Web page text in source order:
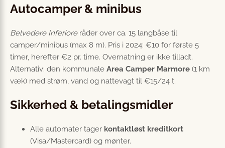
Autocamper & minibus
Belvedere Inferioreråder over ca. 15 langbåse til
camper/minibus (max 8 m). Pris i 2024: €10 for første 5
timer, herefter €2 pr. time. Overnatning er ikke tilladt.
Alternativ: den kommunale Area Camper Marmore (1 km
væk) med strøm, vand og nattevagt til €15/24 t.
Sikkerhed & betalingsmidler
Alle automater tager kontaktløst kreditkort
(Visa/Mastercard) og mønter.